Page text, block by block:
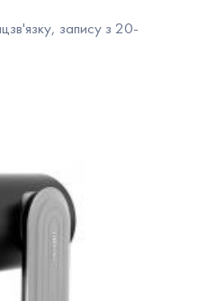
запису з 20-